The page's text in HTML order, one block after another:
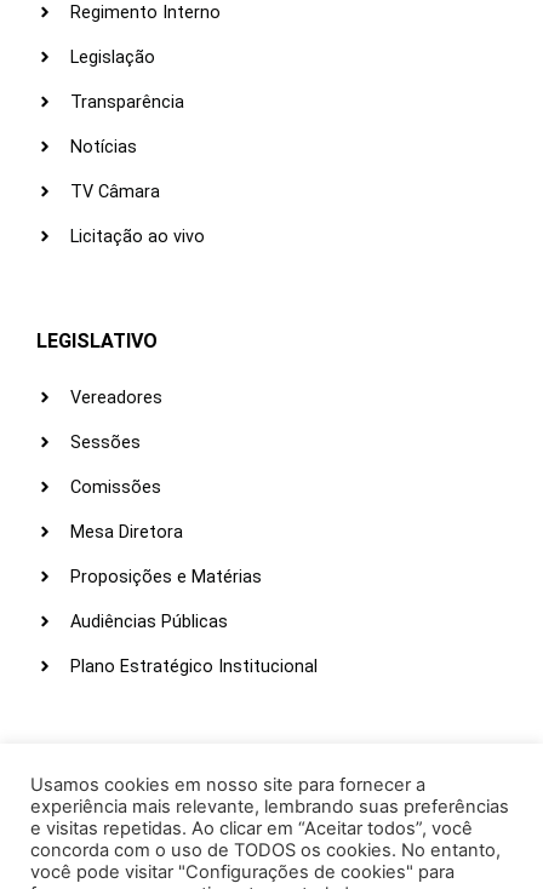
Regimento Interno
Legislação
Transparência
Notícias
TV Câmara
Licitação ao vivo
LEGISLATIVO
Vereadores
Sessões
Comissões
Mesa Diretora
Proposições e Matérias
Audiências Públicas
Plano Estratégico Institucional
Webmail
Intranet
Administração
Usamos cookies em nosso site para fornecer a
experiência mais relevante, lembrando suas preferências
e visitas repetidas. Ao clicar em “Aceitar todos”, você
concorda com o uso de TODOS os cookies. No entanto,
você pode visitar "Configurações de cookies" para